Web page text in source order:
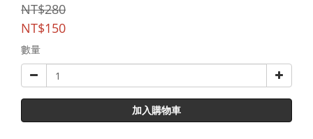
NT$280
NT$150
數量
加入購物車